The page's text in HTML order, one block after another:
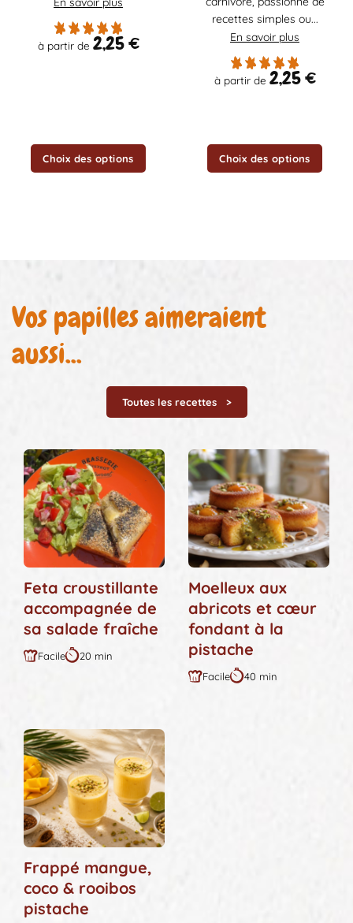
à partir de 2,25€
Choix des options
options
peuvent
choisies
recettes simples ou...
En savoir plus
à partir de 2,25€
Choix des options
options
peuvent
Vos papilles aimeraient
aussi...
Toutes les recettes
Feta croustillante
accompagnée de
sa salade fraîche
Difficulté
Facile
Durée
20 min
Moelleux aux
abricots et cœur
fondant à la
pistache
Difficulté
Facile
Durée
40 min
Frappé mangue,
coco & rooibos
pistache